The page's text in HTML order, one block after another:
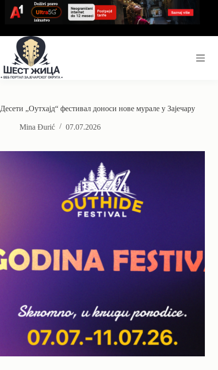
content
Десети „Оутхајд“ фестивал доноси нове мурале у Зајечару
Mina Đurić 07.07.2026